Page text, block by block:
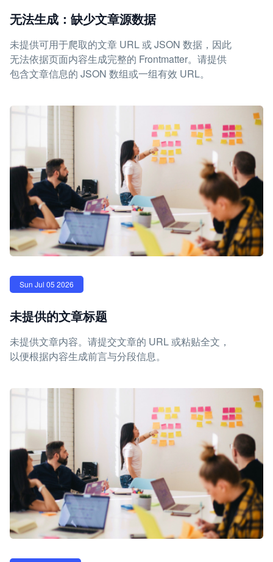
无法生成：缺少文章源数据
未提供可用于爬取的文章 URL 或 JSON 数据，因此
无法依据页面内容生成完整的 Frontmatter。请提供
包含文章信息的 JSON 数组或一组有效 URL。
Sun Jul 05 2026
未提供的文章标题
未提供文章内容。请提交文章的 URL 或粘贴全文，
以便根据内容生成前言与分段信息。